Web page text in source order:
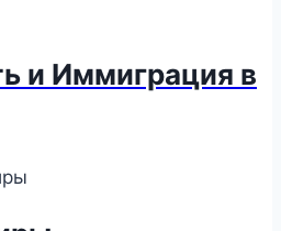
и Иммиграция в